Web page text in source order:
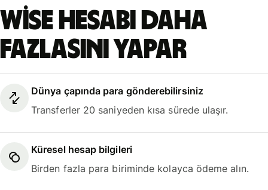
Wise hesabı daha
fazlasını yapar
Dünya çapında para gönderebilirsiniz
Transferler 20 saniyeden kısa sürede ulaşır.
Küresel hesap bilgileri
Birden fazla para biriminde kolayca ödeme alın.